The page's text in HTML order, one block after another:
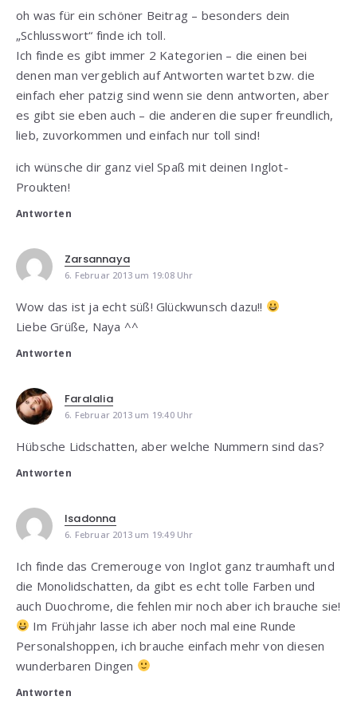
oh was für ein schöner Beitrag – besonders dein
„Schlusswort“ finde ich toll.
Ich finde es gibt immer 2 Kategorien – die einen bei
denen man vergeblich auf Antworten wartet bzw. die
einfach eher patzig sind wenn sie denn antworten, aber
es gibt sie eben auch – die anderen die super freundlich,
lieb, zuvorkommen und einfach nur toll sind!
ich wünsche dir ganz viel Spaß mit deinen Inglot-
Proukten!
Antworten
Zarsannaya
6. Februar 2013 um 19:08 Uhr
Wow das ist ja echt süß! Glückwunsch dazu!!
Liebe Grüße, Naya ^^
Antworten
Faralalia
6. Februar 2013 um 19:40 Uhr
Hübsche Lidschatten, aber welche Nummern sind das?
Antworten
Isadonna
6. Februar 2013 um 19:49 Uhr
Ich finde das Cremerouge von Inglot ganz traumhaft und
die Monolidschatten, da gibt es echt tolle Farben und
auch Duochrome, die fehlen mir noch aber ich brauche sie!
Im Frühjahr lasse ich aber noch mal eine Runde
Personalshoppen, ich brauche einfach mehr von diesen
wunderbaren Dingen
Antworten